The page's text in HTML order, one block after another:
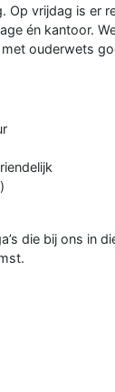
Op vrijdag is er
én kantoor.
ouderwets
die bij ons in